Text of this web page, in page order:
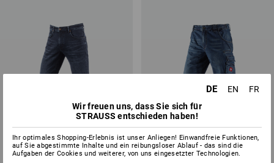
DE EN
FR
Wir freuen uns, dass Sie sich für
STRAUSS entschieden haben!
Ihr optimales Shopping-Erlebnis ist unser Anliegen! Einwandfreie Funktionen,
auf Sie abgestimmte Inhalte und ein reibungsloser Ablauf - das sind die
Aufgaben der Cookies und weiterer, von uns eingesetzter Technologien.